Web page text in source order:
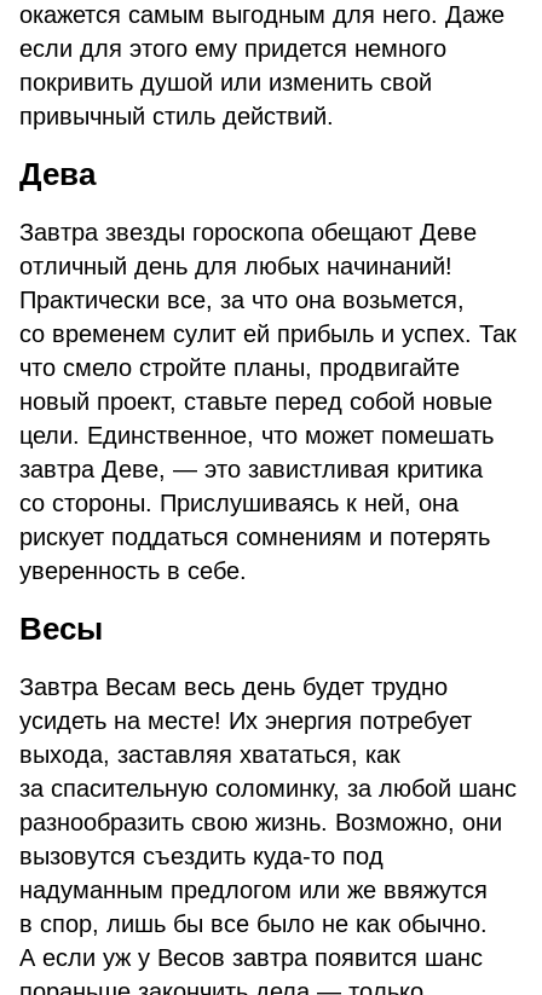
окажется самым выгодным для него. Даже
если для этого ему придется немного
покривить душой или изменить свой
привычный стиль действий.
Дева
Завтра звезды гороскопа обещают Деве
отличный день для любых начинаний!
Практически все, за что она возьмется,
со временем сулит ей прибыль и успех. Так
что смело стройте планы, продвигайте
новый проект, ставьте перед собой новые
цели. Единственное, что может помешать
завтра Деве, — это завистливая критика
со стороны. Прислушиваясь к ней, она
рискует поддаться сомнениям и потерять
уверенность в себе.
Весы
Завтра Весам весь день будет трудно
усидеть на месте! Их энергия потребует
выхода, заставляя хвататься, как
за спасительную соломинку, за любой шанс
разнообразить свою жизнь. Возможно, они
вызовутся съездить куда-то под
надуманным предлогом или же ввяжутся
в спор, лишь бы все было не как обычно.
А если уж у Весов завтра появится шанс